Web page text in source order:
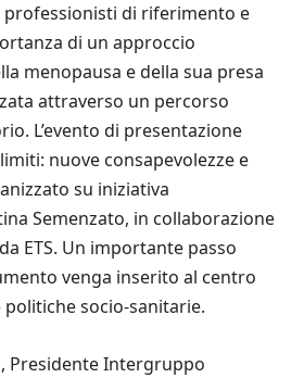
di riferimento e
di un approccio
menopausa e della sua presa
attraverso un percorso
L’evento di presentazione
nuove consapevolezze e
su iniziativa
Semenzato, in collaborazione
ETS. Un importante passo
venga inserito al centro
socio-sanitarie.
Presidente Intergruppo